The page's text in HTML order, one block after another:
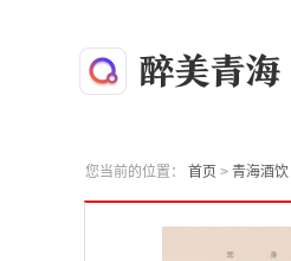
您当前的位置： 首页 > 青海酒饮